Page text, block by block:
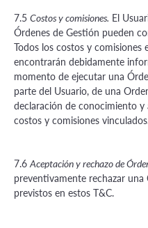
7.5 Costos y comisiones. El
Órdenes de Gestión pueden
Todos los costos y comisiones
encontrarán debidamente
momento de ejecutar una
parte del Usuario, de una
declaración de conocimiento
costos y comisiones
7.6Aceptación y rechazo de
preventivamente rechazar
previstos en estos T&C.